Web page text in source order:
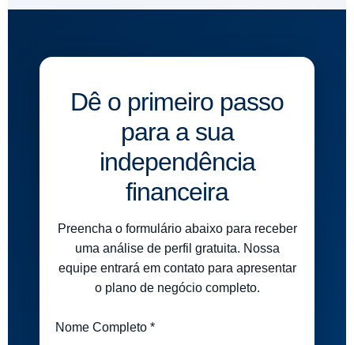
Dê o primeiro passo
para a sua
independência
financeira
Preencha o formulário abaixo para receber
uma análise de perfil gratuita. Nossa
equipe entrará em contato para apresentar
o plano de negócio completo.
Nome Completo *